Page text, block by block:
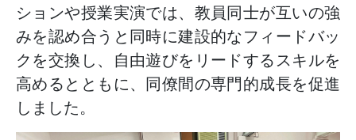
ションや授業実演では、教員同士が互いの強
みを認め合うと同時に建設的なフィードバッ
クを交換し、自由遊びをリードするスキルを
高めるとともに、同僚間の専門的成長を促進
しました。